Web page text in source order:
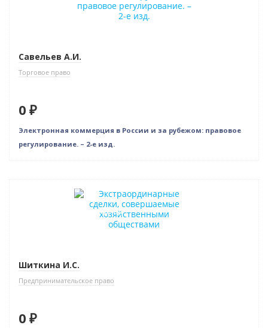
Савельев А.И.
Торговое право
0 ₽
Электронная коммерция в России и за рубежом: правовое
регулирование. – 2-е изд.
Нет в наличии
Индивидуальный подход
Шиткина И.С.
Предпринимательское право
0 ₽